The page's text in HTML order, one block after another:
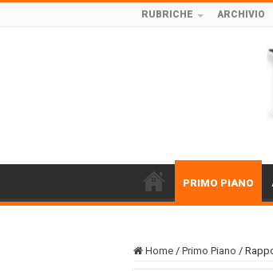
RUBRICHE ARCHIVIO
PRIMO PIANO
Home / Primo Piano /